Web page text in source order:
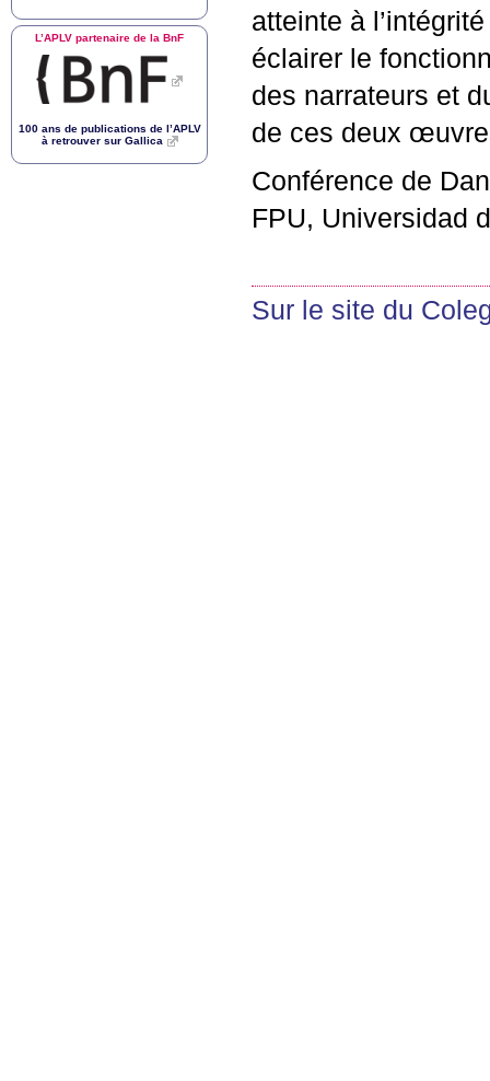
atteinte à
éclairer le
des narrateurs et
de ces deux
Conférence de
FPU, Universidad
Sur le site du
L’APLV partenaire de la BnF
100 ans de publications de l’APLV
à retrouver sur Gallica